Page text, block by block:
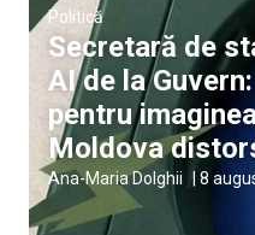
Politică
Secretară de
AI de la
pentru
Moldova
Ana-Maria Dolghii | 8